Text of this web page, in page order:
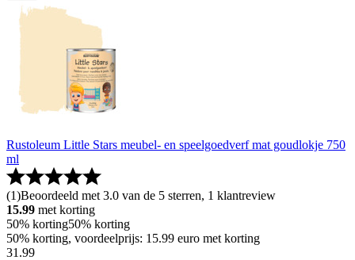
Rustoleum Little Stars meubel- en speelgoedverf mat goudlokje 750
ml
(1)Beoordeeld met 3.0 van de 5 sterren, 1 klantreview
15.99 met korting
50% korting50% korting
50% korting, voordeelprijs: 15.99 euro met korting
31 .99